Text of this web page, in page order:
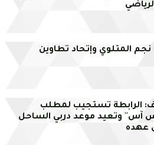
المتلوي وإتحاد تطاوين
الرابطة تستجيب لمطلب
آس'' وتعيد موعد دربي الساحل
عهده